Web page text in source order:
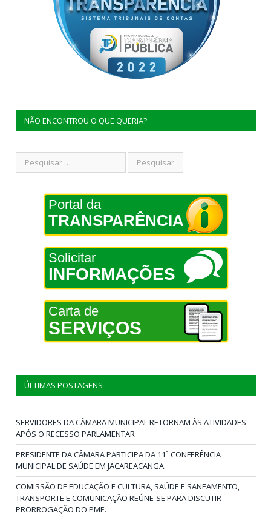
NÃO ENCONTROU O QUE QUERIA?
Portal da
TRANSPARÊNCIA
Solicitar
INFORMAÇÕES
Carta de
SERVIÇOS
ÚLTIMAS POSTAGENS
SERVIDORES DA CÂMARA MUNICIPAL RETORNAM ÀS ATIVIDADES
APÓS O RECESSO PARLAMENTAR
PRESIDENTE DA CÂMARA PARTICIPA DA 11ª CONFERÊNCIA
MUNICIPAL DE SAÚDE EM JACAREACANGA.
COMISSÃO DE EDUCAÇÃO E CULTURA, SAÚDE E SANEAMENTO,
TRANSPORTE E COMUNICAÇÃO REÚNE-SE PARA DISCUTIR
PRORROGAÇÃO DO PME.